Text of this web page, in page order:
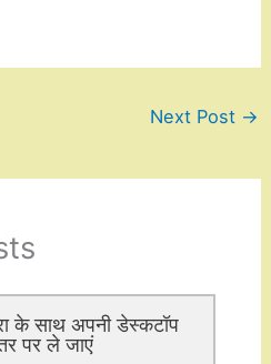
Next Post →
के साथ अपनी डेस्कटॉप
पर ले जाएं